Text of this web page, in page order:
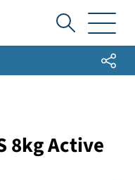
Ich
suche...Share
8kg Active